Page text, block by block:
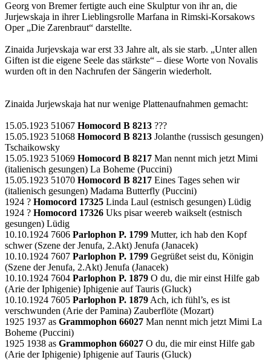
Georg von Bremer fertigte auch eine Skulptur von ihr an, die
Jurjewskaja in ihrer Lieblingsrolle Marfana in Rimski-Korsakows
Oper „Die Zarenbraut“ darstellte.
Zinaida Jurjevskaja war erst 33 Jahre alt, als sie starb. „Unter allen
Giften ist die eigene Seele das stärkste“ – diese Worte von Novalis
wurden oft in den Nachrufen der Sängerin wiederholt.
Zinaida Jurjewskaja hat nur wenige Plattenaufnahmen gemacht:
15.05.1923 51067 Homocord B 8213 ???
15.05.1923 51068 Homocord B 8213 Jolanthe (russisch gesungen)
Tschaikowsky
15.05.1923 51069 Homocord B 8217 Man nennt mich jetzt Mimi
(italienisch gesungen) La Boheme (Puccini)
15.05.1923 51070 Homocord B 8217 Eines Tages sehen wir
(italienisch gesungen) Madama Butterfly (Puccini)
1924 ? Homocord 17325 Linda Laul (estnisch gesungen) Lüdig
1924 ? Homocord 17326 Uks pisar weereb waikselt (estnisch
gesungen) Lüdig
10.10.1924 7606 Parlophon P. 1799 Mutter, ich hab den Kopf
schwer (Szene der Jenufa, 2.Akt) Jenufa (Janacek)
10.10.1924 7607 Parlophon P. 1799 Gegrüßet seist du, Königin
(Szene der Jenufa, 2.Akt) Jenufa (Janacek)
10.10.1924 7604 Parlophon P. 1879 O du, die mir einst Hilfe gab
(Arie der Iphigenie) Iphigenie auf Tauris (Gluck)
10.10.1924 7605 Parlophon P. 1879 Ach, ich fühl’s, es ist
verschwunden (Arie der Pamina) Zauberflöte (Mozart)
1925 1937 as Grammophon 66027 Man nennt mich jetzt Mimi La
Boheme (Puccini)
1925 1938 as Grammophon 66027 O du, die mir einst Hilfe gab
(Arie der Iphigenie) Iphigenie auf Tauris (Gluck)